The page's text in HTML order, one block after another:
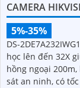
CAMERA
5%-35%
DS-
học lên đến 32X
hồng ngoại
sát an ninh, có